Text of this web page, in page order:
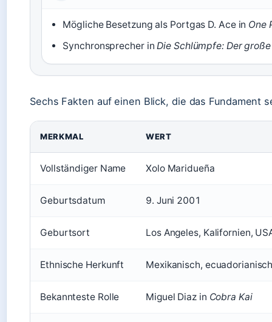
Mögliche Besetzung als Portgas D. Ace in One
Synchronsprecher inDie Schlümpfe: Der
Sechs Fakten auf einen Blick, die das Fundament
MERKMAL WERT
Vollständiger Name Xolo Maridueña
Geburtsdatum 9. Juni 2001
Geburtsort Los Angeles, Kalifornien,
Ethnische Herkunft Mexikanisch,
Bekannteste Rolle Miguel Diaz in Cobra Kai